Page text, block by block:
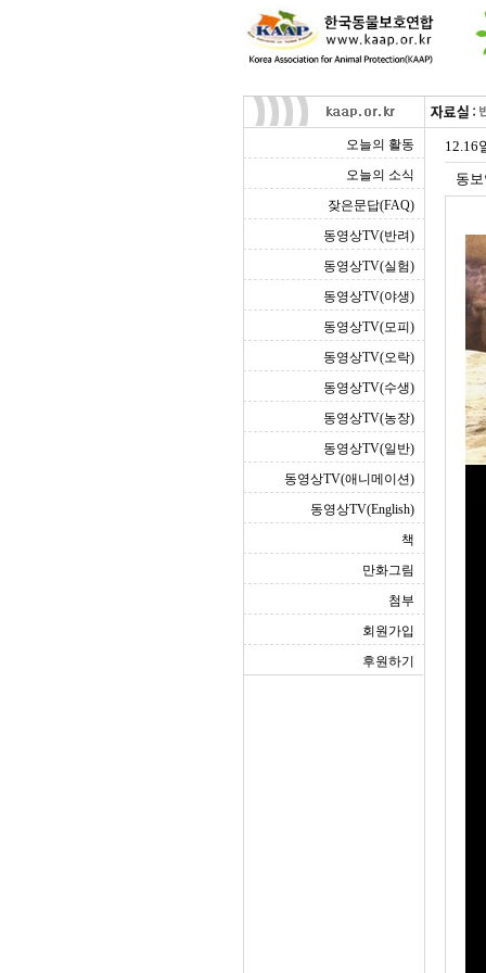
오늘의 활동
오늘의 소식
잦은문답(FAQ)
동영상TV(반려)
동영상TV(실험)
동영상TV(야생)
동영상TV(모피)
동영상TV(오락)
동영상TV(수생)
동영상TV(농장)
동영상TV(일반)
동영상TV(애니메이션)
동영상TV(English)
책
만화그림
첨부
회원가입
후원하기
12.16
동보